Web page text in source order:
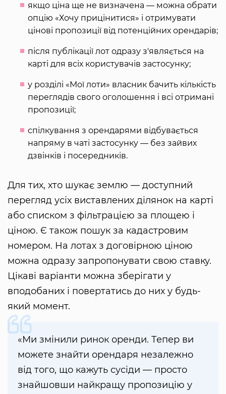
якщо ціна ще не визначена — можна обрати
опцію «Хочу прицінитися» і отримувати
цінові пропозиції від потенційних орендарів;
після публікації лот одразу з'являється на
карті для всіх користувачів застосунку;
у розділі «Мої лоти» власник бачить кількість
переглядів свого оголошення і всі отримані
пропозиції;
спілкування з орендарями відбувається
напряму в чаті застосунку — без зайвих
дзвінків і посередників.
Для тих, хто шукає землю — доступний
перегляд усіх виставлених ділянок на карті
або списком з фільтрацією за площею і
ціною. Є також пошук за кадастровим
номером. На лотах з договірною ціною
можна одразу запропонувати свою ставку.
Цікаві варіанти можна зберігати у
вподобаних і повертатись до них у будь-
який момент.
«Ми змінили ринок оренди. Тепер ви
можете знайти орендаря незалежно
від того, що кажуть сусіди — просто
знайшовши найкращу пропозицію у